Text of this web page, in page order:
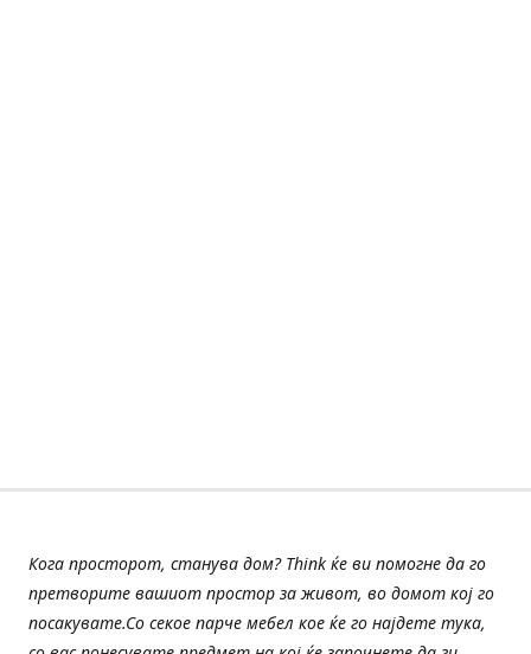
Кога просторот, станува дом? Think ќе ви помогне да го
претворите вашиот простор за живот, во домот кој го
посакувате.Со секое парче мебел кое ќе го најдете тука,